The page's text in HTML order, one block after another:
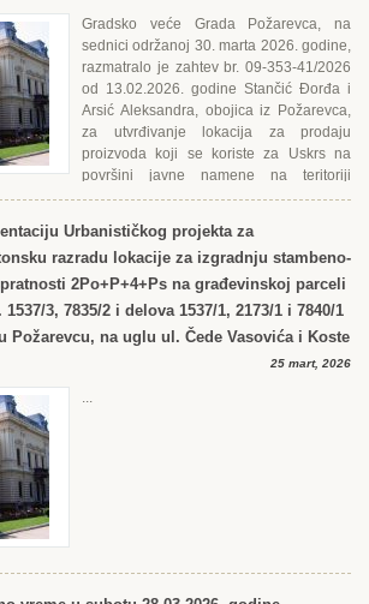
Gradsko veće Grada Požarevca, na
sednici održanoj 30. marta 2026. godine,
razmatralo je zahtev br. 09-353-41/2026
od 13.02.2026. godine Stančić Đorđa i
Arsić Aleksandra, obojica iz Požarevca,
za utvrđivanje lokacija za prodaju
proizvoda koji se koriste za Uskrs na
površini javne namene na teritoriji
Urbanističkog projekta za
razradu lokacije za izgradnju stambeno-
2Po+P+4+Ps na građevinskoj parceli
3, 7835/2 i delova 1537/1, 2173/1 i 7840/1
Požarevcu, na uglu ul. Čede Vasovića i Koste
25 mart, 2026
...